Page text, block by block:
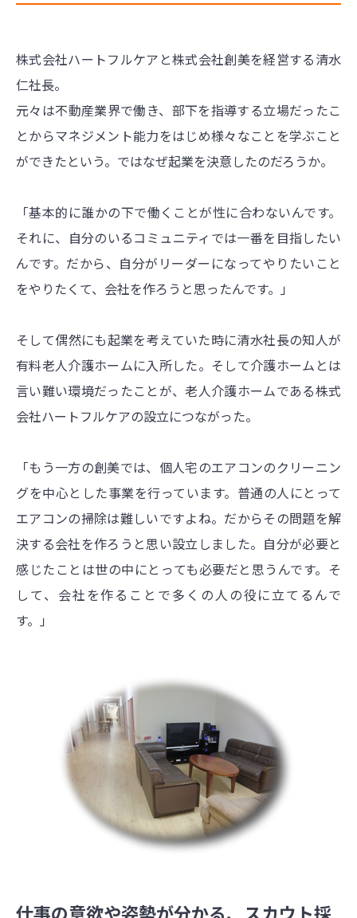
株式会社ハートフルケアと株式会社創美を経営する清水
仁社長。
元々は不動産業界で働き、部下を指導する立場だったこ
とからマネジメント能力をはじめ様々なことを学ぶこと
ができたという。ではなぜ起業を決意したのだろうか。
「基本的に誰かの下で働くことが性に合わないんです。
それに、自分のいるコミュニティでは一番を目指したい
んです。だから、自分がリーダーになってやりたいこと
をやりたくて、会社を作ろうと思ったんです。」
そして偶然にも起業を考えていた時に清水社長の知人が
有料老人介護ホームに入所した。そして介護ホームとは
言い難い環境だったことが、老人介護ホームである株式
会社ハートフルケアの設立につながった。
「もう一方の創美では、個人宅のエアコンのクリーニン
グを中心とした事業を行っています。普通の人にとって
エアコンの掃除は難しいですよね。だからその問題を解
決する会社を作ろうと思い設立しました。自分が必要と
感じたことは世の中にとっても必要だと思うんです。そ
して、会社を作ることで多くの人の役に立てるんで
す。」
仕事の意欲や姿勢が分かる、スカウト採